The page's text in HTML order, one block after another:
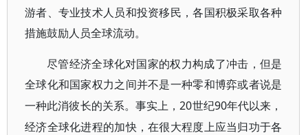
游者、专业技术人员和投资移民，各国积极采取各种
措施鼓励人员全球流动。
尽管经济全球化对国家的权力构成了冲击，但是
全球化和国家权力之间并不是一种零和博弈或者说是
一种此消彼长的关系。事实上， 20世纪90年代以来，
经济全球化进程的加快，在很大程度上应当归功于各